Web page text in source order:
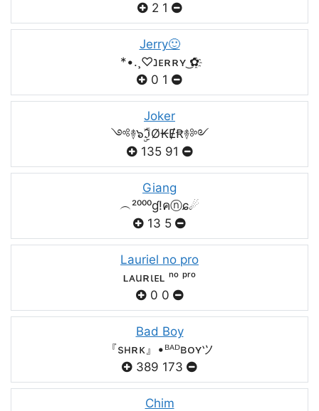
2 1
Jerry🙂
*•.¸♡נᴇʀʀʏ ͜✿҈
0 1
Joker
༺࿈๖ۣۣۜℑØ₭ɆꞦ࿈༻
135 91
Giang
︵²⁰⁰⁰ɠ!คⓝɕ☄
13 5
Lauriel no pro
ʟᴀuʀιᴇʟ ⁿᵒ ᵖʳᵒ
0 0
Bad Boy
『sʜʀᴋ』•ᴮᴬᴰʙᴏʏツ
389 173
Chim